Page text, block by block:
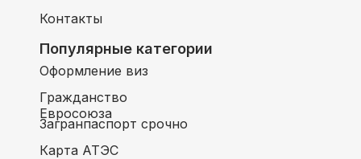
Контакты
Популярные категории
Оформление виз
Гражданство
Евросоюза
Загранпаспорт срочно
Карта АТЭС